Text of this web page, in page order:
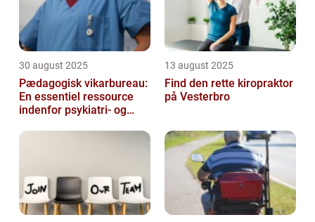
30 august 2025
Pædagogisk vikarbureau:
En essentiel ressource
indenfor psykiatri- og
13 august 2025
Find den rette kiropraktor
på Vesterbro